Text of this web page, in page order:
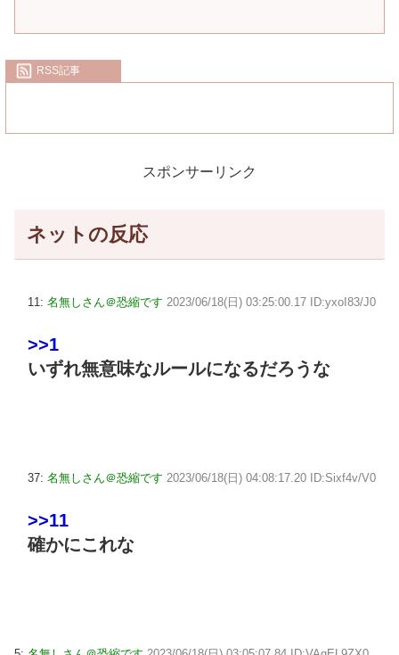
RSS記事
スポンサーリンク
ネットの反応
11: 名無しさん＠恐縮です 2023/06/18(日) 03:25:00.17 ID:yxoI83/J0
>>1
いずれ無意味なルールになるだろうな
37: 名無しさん＠恐縮です 2023/06/18(日) 04:08:17.20 ID:Sixf4v/V0
>>11
確かにこれな